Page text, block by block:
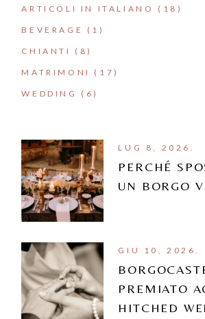
ARTICOLI IN ITALIANO (18)
BEVERAGE (1)
CHIANTI (8)
MATRIMONI (17)
WEDDING (6)
LUG 8, 2026.
PERCHÉ
UN BORGO
GIU 10, 2026.
PREMIATO
HITCHED